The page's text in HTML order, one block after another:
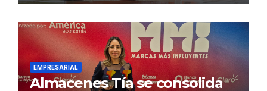
exige celeridad en
desmontaje del puente
Gonzalo Icaza Cornejo, en
Daule
EMPRESARIAL
Almacenes Tía se consolida